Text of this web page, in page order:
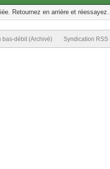
Retournez en arrière et réessayez.
bas-débit (Archivé) Syndication RSS